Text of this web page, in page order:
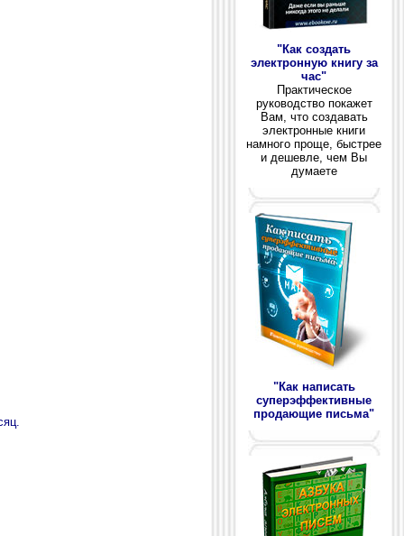
"Как создать
электронную книгу за
час"
Практическое
руководство покажет
Вам, что создавать
электронные книги
намного проще, быстрее
и дешевле, чем Вы
думаете
"Как написать
суперэффективные
продающие письма"